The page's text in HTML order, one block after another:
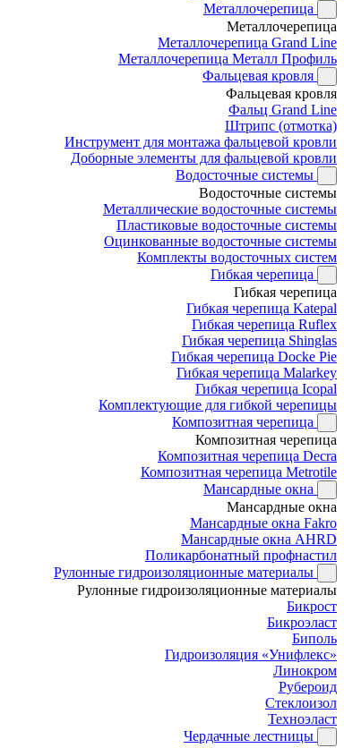
Металлочерепица
Металлочерепица
Металлочерепица Grand Line
Металлочерепица Металл Профиль
Фальцевая кровля
Фальцевая кровля
Фальц Grand Line
Штрипс (отмотка)
Инструмент для монтажа фальцевой кровли
Доборные элементы для фальцевой кровли
Водосточные системы
Водосточные системы
Металлические водосточные системы
Пластиковые водосточные системы
Оцинкованные водосточные системы
Комплекты водосточных систем
Гибкая черепица
Гибкая черепица
Гибкая черепица Katepal
Гибкая черепица Ruflex
Гибкая черепица Shinglas
Гибкая черепица Docke Pie
Гибкая черепица Malarkey
Гибкая черепица Icopal
Комплектующие для гибкой черепицы
Композитная черепица
Композитная черепица
Композитная черепица Decra
Композитная черепица Metrotile
Мансардные окна
Мансардные окна
Мансардные окна Fakro
Мансардные окна AHRD
Поликарбонатный профнастил
Рулонные гидроизоляционные материалы
Рулонные гидроизоляционные материалы
Бикрост
Бикроэласт
Биполь
Гидроизоляция «Унифлекс»
Линокром
Рубероид
Стеклоизол
Техноэласт
Чердачные лестницы